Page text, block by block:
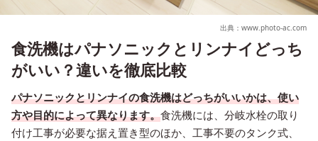
出典：www.photo-ac.com
食洗機はパナソニックとリンナイどっち
がいい？違いを徹底比較
パナソニックとリンナイの食洗機はどっちがいいかは、使い
方や目的によって異なります。食洗機には、分岐水栓の取り
付け工事が必要な据え置き型のほか、工事不要のタンク式、